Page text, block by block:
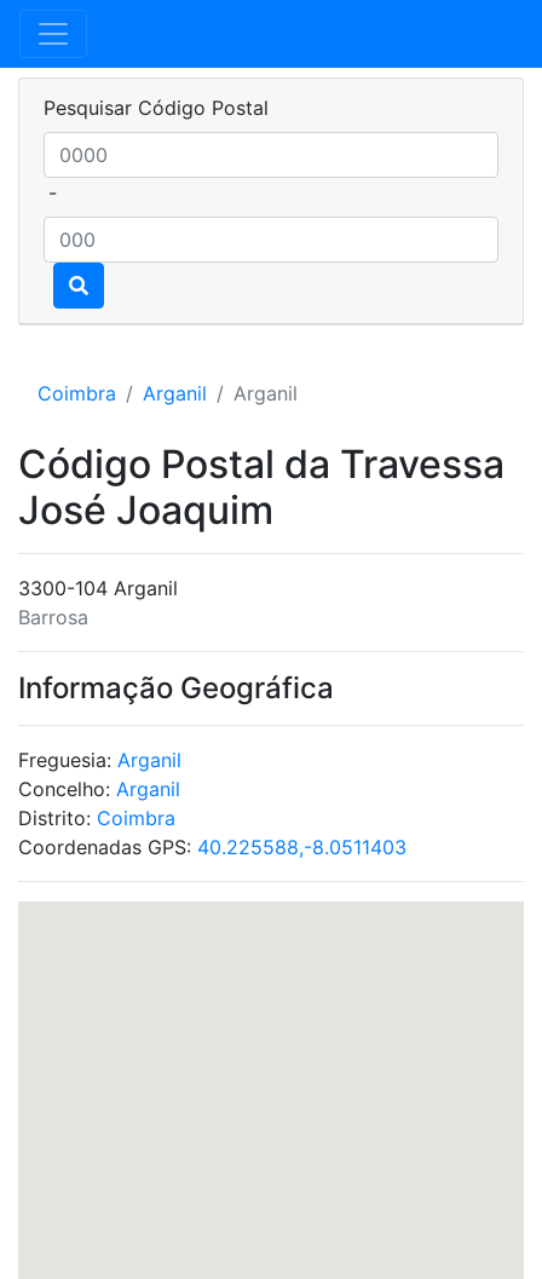
Pesquisar Código Postal
-
Coimbra Arganil Arganil
Código Postal da Travessa
José Joaquim
3300-104 Arganil
Barrosa
Informação Geográfica
Freguesia: Arganil
Concelho: Arganil
Distrito: Coimbra
Coordenadas GPS: 40.225588,-8.0511403